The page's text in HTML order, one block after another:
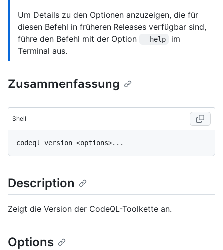
Um Details zu den Optionen anzuzeigen, die für
diesen Befehl in früheren Releases verfügbar sind,
führe den Befehl mit der Option
--help
im
Terminal aus.
Zusammenfassung
Shell
Description
Zeigt die Version der CodeQL-Toolkette an.
Options